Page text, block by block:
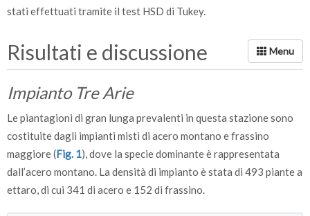
stati effettuati tramite il test HSD di Tukey.
Risultati e discussione
Impianto Tre Arie
Le piantagioni di gran lunga prevalenti in questa stazione sono
costituite dagli impianti misti di acero montano e frassino
maggiore (Fig. 1), dove la specie dominante è rappresentata
dall’acero montano. La densità di impianto è stata di 493 piante a
ettaro, di cui 341 di acero e 152 di frassino.